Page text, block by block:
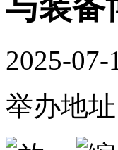
2025-07-
举办地址